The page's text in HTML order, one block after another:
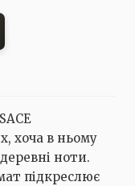
хоча в ньому
ноти.
підкреслює